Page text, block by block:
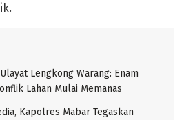
Lengkong Warang: Enam
Lahan Mulai Memanas
Kapolres Mabar Tegaskan